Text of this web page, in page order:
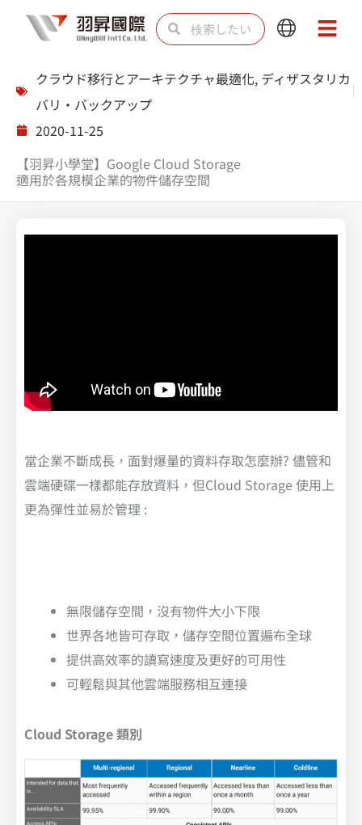
検
索 索
Main
Main
クラウド移行とアーキテクチャ最適化, ディザスタリカ
バリ・バックアップ
2020-11-25
【羽昇小學堂】Google Cloud Storage
適用於各規模企業的物件儲存空間
當企業不斷成長，面對爆量的資料存取怎麼辦? 儘管和
雲端硬碟一樣都能存放資料，但Cloud Storage 使用上
更為彈性並易於管理 :
無限儲存空間，沒有物件大小下限
世界各地皆可存取，儲存空間位置遍布全球
提供高效率的讀寫速度及更好的可用性
可輕鬆與其他雲端服務相互連接
Cloud Storage 類別